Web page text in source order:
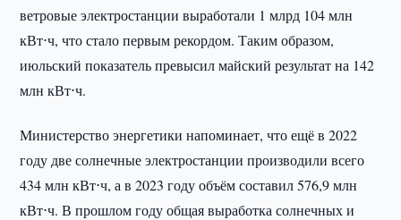
ветровые электростанции выработали 1 млрд 104 млн
кВт⋅ч, что стало первым рекордом. Таким образом,
июльский показатель превысил майский результат на 142
млн кВт⋅ч.
Министерство энергетики напоминает, что ещё в 2022
году две солнечные электростанции производили всего
434 млн кВт⋅ч, а в 2023 году объём составил 576,9 млн
кВт⋅ч. В прошлом году общая выработка солнечных и